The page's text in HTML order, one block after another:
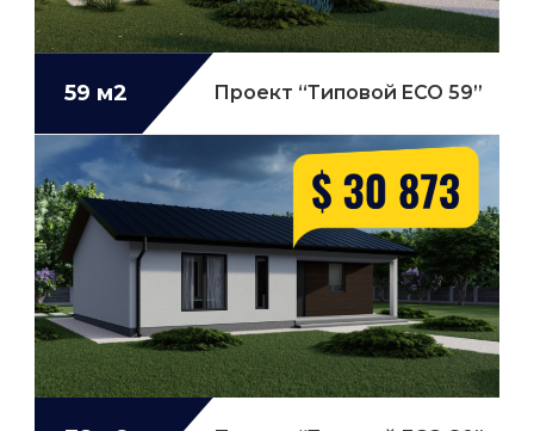
59 м2 Проект “Типовой ECO 59”